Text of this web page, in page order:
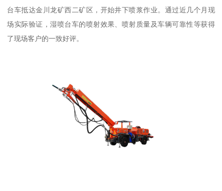
台车抵达金川龙矿西二矿区，开始井下喷浆作业。通过近几个月现
场实际验证，湿喷台车的喷射效果、喷射质量及车辆可靠性等获得
了现场客户的一致好评。